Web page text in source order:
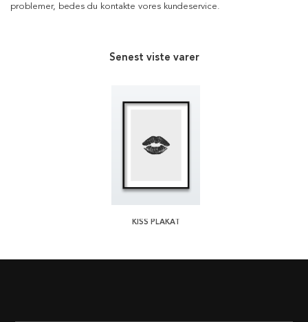
problemer, bedes du kontakte vores kundeservice.
Senest viste varer
KISS PLAKAT